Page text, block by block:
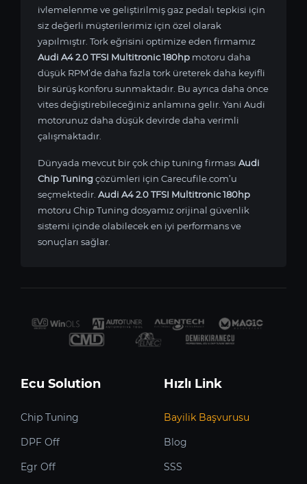
ivlemelenme ve geliştirilmiş gaz pedalı tepkisi için
siz değerli müşterilerimiz için özel olarak
yapılmıştır. Tork eğrisini optimize eden firmamız
Audi A4 2.0 TFSI Multitronic 180hp motoru daha
düşük RPM’de daha fazla tork üreterek daha keyifli
bir sürüş konforu sunmaktadır. Bu ayrıca daha önce
vites değiştirebileceğiniz anlamına gelir. Yani Audi
motorunuz daha düşük devirde daha verimli
çalışmaktadır.
Dünyada mevcut bir çok chip tuning firması Audi
Chip Tuningçözümleri için Carecufile.com’u
seçmektedir. Audi A4 2.0 TFSI Multitronic 180hp
motoru Chip Tuning dosyamız orijinal güvenlik
sistemi içinde olabilecek en iyi performans ve
sonuçları sağlar.
Ecu Solution
Chip Tuning
DPF Off
Egr Off
Hızlı Link
Bayilik Başvurusu
Blog
SSS